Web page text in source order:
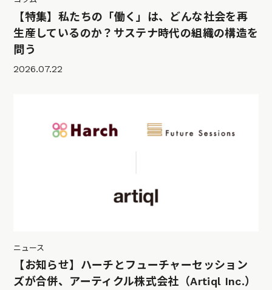
【特集】私たちの「働く」は、どんな社会を再
生産しているのか？サステナ時代の組織の構造を
問う
2026.07.22
ニュース
【お知らせ】ハーチとフューチャーセッション
ズが合併、アーティクル株式会社（Artiql Inc.）